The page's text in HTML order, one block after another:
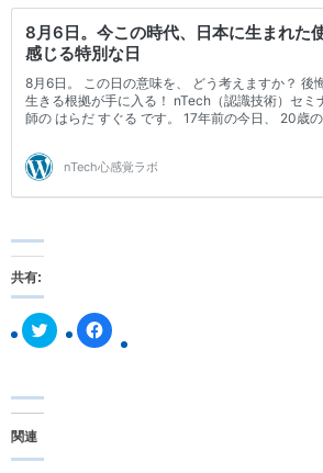
共有:
ク
リ
F
a
関連